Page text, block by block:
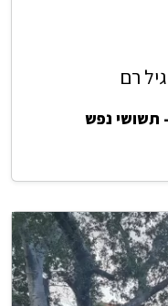
רם
תשושי נפש